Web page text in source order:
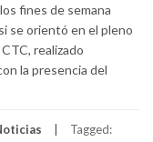
fines de semana
se orientó en el pleno
realizado
la presencia del
Tagged: